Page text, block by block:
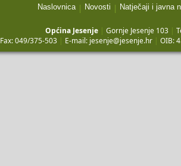
Naslovnica | Novosti | Natječaji i javna
Općina Jesenje | Gornje Jesenje 103 |
Fax: 049/375-503 | E-mail: jesenje@jesenje.hr | OIB: